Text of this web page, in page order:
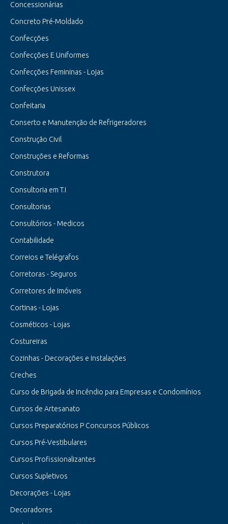
Concessionárias
Concreto Pré-Moldado
Confecções
Confecções E Uniformes
Confecções Femininas - Lojas
Confecções Unissex
Confeitaria
Conserto e Manutenção de Refrigeradores
Construção Civil
Construções e Reformas
Construtora
Consultoria em T.I
Consultorias
Consultórios - Medicos
Contabilidade
Correios e Telégrafos
Corretoras - Seguros
Corretores de Imóveis
Cortinas - Lojas
Cosméticos - Lojas
Costureiras
Cozinhas - Decorações e Instalações
Creches
Curso de Brigada de Incêndio para Empresas e Condomínios
Cursos de Artesanato
Cursos Preparatórios P Concursos Públicos
Cursos Pré-Vestibulares
Cursos Profissionalizantes
Cursos Supletivos
Decorações - Lojas
Decoradores